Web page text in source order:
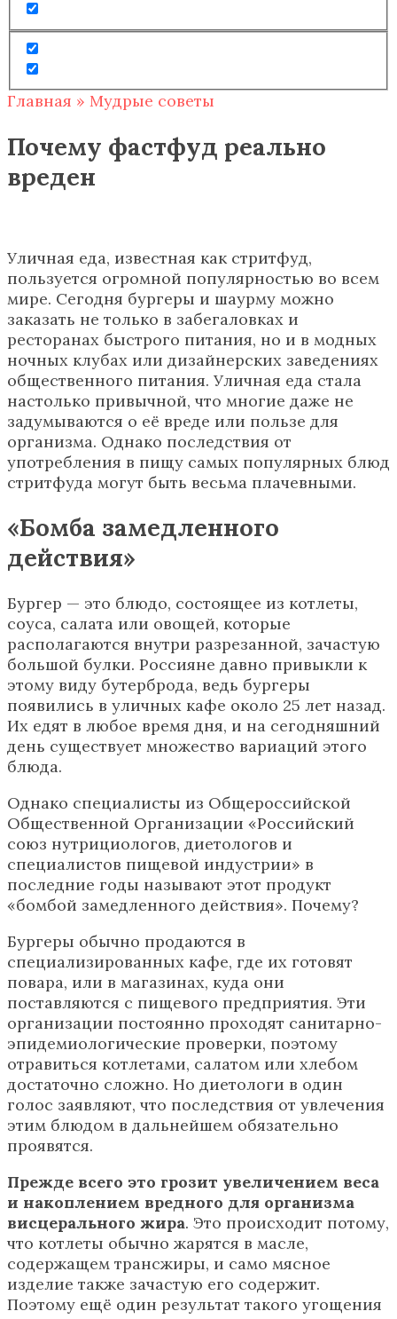
Главная » Мудрые советы
Почему фастфуд реально
вреден
Уличная еда, известная как стритфуд,
пользуется огромной популярностью во всем
мире. Сегодня бургеры и шаурму можно
заказать не только в забегаловках и
ресторанах быстрого питания, но и в модных
ночных клубах или дизайнерских заведениях
общественного питания. Уличная еда стала
настолько привычной, что многие даже не
задумываются о её вреде или пользе для
организма. Однако последствия от
употребления в пищу самых популярных блюд
стритфуда могут быть весьма плачевными.
«Бомба замедленного
действия»
Бургер — это блюдо, состоящее из котлеты,
соуса, салата или овощей, которые
располагаются внутри разрезанной, зачастую
большой булки. Россияне давно привыкли к
этому виду бутерброда, ведь бургеры
появились в уличных кафе около 25 лет назад.
Их едят в любое время дня, и на сегодняшний
день существует множество вариаций этого
блюда.
Однако специалисты из Общероссийской
Общественной Организации «Российский
союз нутрициологов, диетологов и
специалистов пищевой индустрии» в
последние годы называют этот продукт
«бомбой замедленного действия». Почему?
Бургеры обычно продаются в
специализированных кафе, где их готовят
повара, или в магазинах, куда они
поставляются с пищевого предприятия. Эти
организации постоянно проходят санитарно-
эпидемиологические проверки, поэтому
отравиться котлетами, салатом или хлебом
достаточно сложно. Но диетологи в один
голос заявляют, что последствия от увлечения
этим блюдом в дальнейшем обязательно
проявятся.
Прежде всего это грозит увеличением веса
и накоплением вредного для организма
висцерального жира. Это происходит потому,
что котлеты обычно жарятся в масле,
содержащем трансжиры, и само мясное
изделие также зачастую его содержит.
Поэтому ещё один результат такого угощения